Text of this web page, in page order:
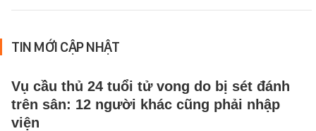
TIN MỚI CẬP NHẬT
Vụ cầu thủ 24 tuổi tử vong do bị sét đánh
trên sân: 12 người khác cũng phải nhập
viện